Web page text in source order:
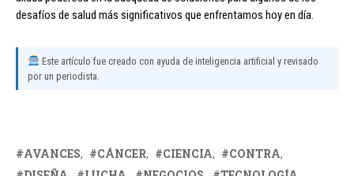
desafíos de salud más significativos que enfrentamos hoy en día.
Este artículo fue creado con ayuda de inteligencia artificial y revisado
por un periodista.
AVANCES CÁNCER CIENCIA
CONTRA